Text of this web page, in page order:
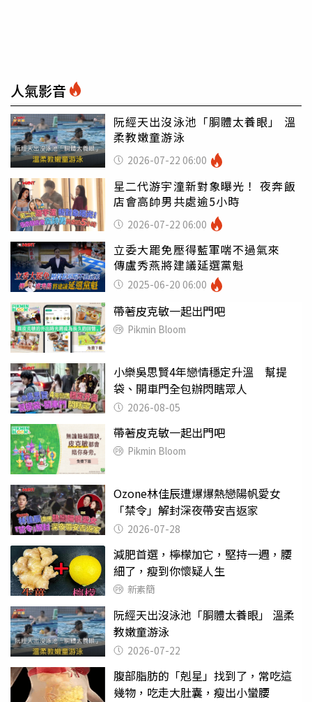
人氣影音
阮經天出沒泳池「胴體太養眼」 溫
柔教嫩童游泳
2026-07-22 06:00
星二代游宇潼新對象曝光！ 夜奔飯
店會高帥男共處逾5小時
2026-07-22 06:00
立委大罷免壓得藍軍喘不過氣來
傳盧秀燕將建議延選黨魁
2025-06-20 06:00
帶著皮克敏一起出門吧
Pikmin Bloom
小樂吳思賢4年戀情穩定升溫 幫提
袋、開車門全包辦閃瞎眾人
2026-08-05
帶著皮克敏一起出門吧
Pikmin Bloom
Ozone林佳辰遭爆爆熱戀陽帆愛女
「禁令」解封深夜帶安吉返家
2026-07-28
減肥首選，檸檬加它，堅持一週，腰
細了，瘦到你懷疑人生
新素簡
阮經天出沒泳池「胴體太養眼」 溫柔
教嫩童游泳
2026-07-22
腹部脂肪的「剋星」找到了，常吃這
幾物，吃走大肚囊，瘦出小蠻腰